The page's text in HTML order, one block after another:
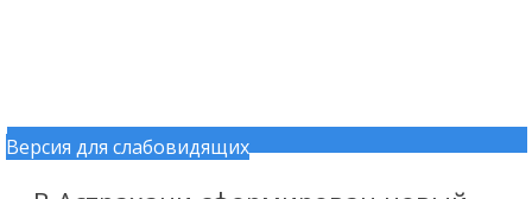
Версия для слабовидящих Перейти к содержимому